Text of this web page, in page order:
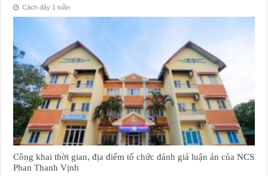
Cách đây 1 tuần
Công khai thời gian, địa điểm tổ chức đánh giá luận án của NCS
Phan Thanh Vịnh